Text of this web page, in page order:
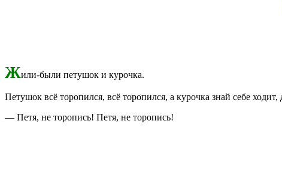
Жили-были петушок и курочка.
Петушок всё торопился, всё торопился, а курочка знай себе ходит,
— Петя, не торопись! Петя, не торопись!